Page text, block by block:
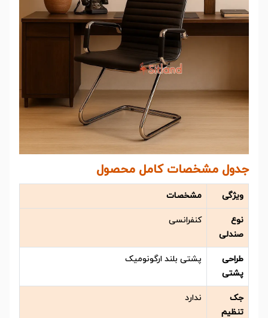
جدول مشخصات کامل محصول
ویژگی مشخصات
نوع
صندلی
کنفرانسی
طراحی
پشتی
پشتی بلند ارگونومیک
جک
تنظیم
ندارد